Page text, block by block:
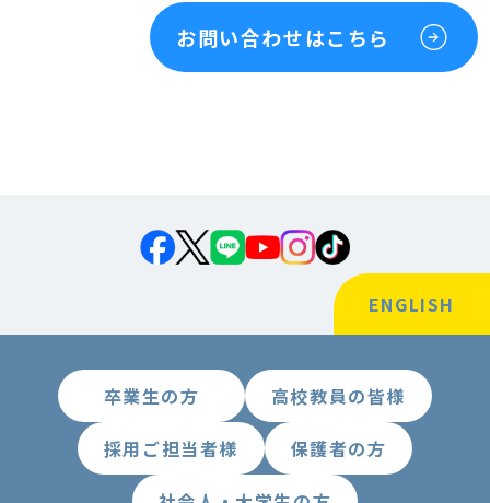
お問い合わせはこちら
卒業生の方
高校教員の皆様
採用ご担当者様
保護者の方
ENGLISH